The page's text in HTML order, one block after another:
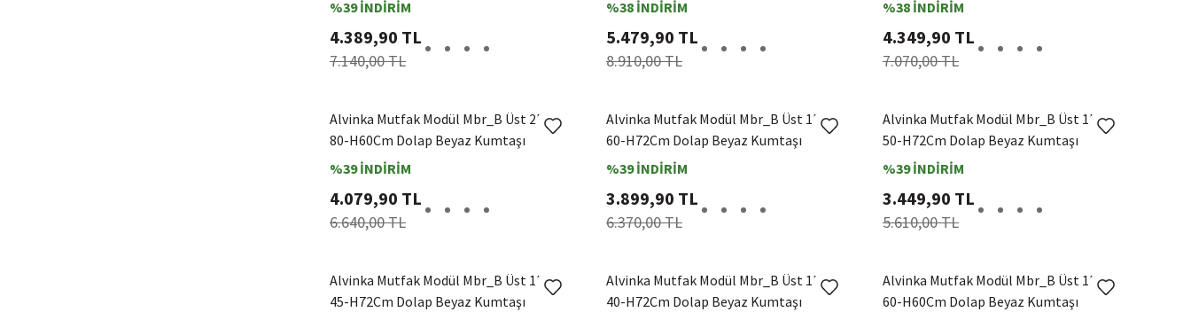
%39 İNDİRİM
4.389,90 TL
7.140,00 TL
%38 İNDİRİM
5.479,90 TL
8.910,00 TL
%38 İNDİRİM
4.349,90 TL
7.070,00 TL
Alvinka Mutfak Modül Mbr_B Üst 2Dk1R
80-H60Cm Dolap Beyaz Kumtaşı
%39 İNDİRİM
4.079,90 TL
6.640,00 TL
Alvinka Mutfak Modül Mbr_B Üst 1Dk2R
60-H72Cm Dolap Beyaz Kumtaşı
%39 İNDİRİM
3.899,90 TL
6.370,00 TL
Alvinka Mutfak Modül Mbr_B Üst 1Dk2R
50-H72Cm Dolap Beyaz Kumtaşı
%39 İNDİRİM
3.449,90 TL
5.610,00 TL
Alvinka Mutfak Modül Mbr_B Üst 1Dk2R
45-H72Cm Dolap Beyaz Kumtaşı
Alvinka Mutfak Modül Mbr_B Üst 1Dk2R
40-H72Cm Dolap Beyaz Kumtaşı
Alvinka Mutfak Modül Mbr_B Üst 1Dk1R
60-H60Cm Dolap Beyaz Kumtaşı